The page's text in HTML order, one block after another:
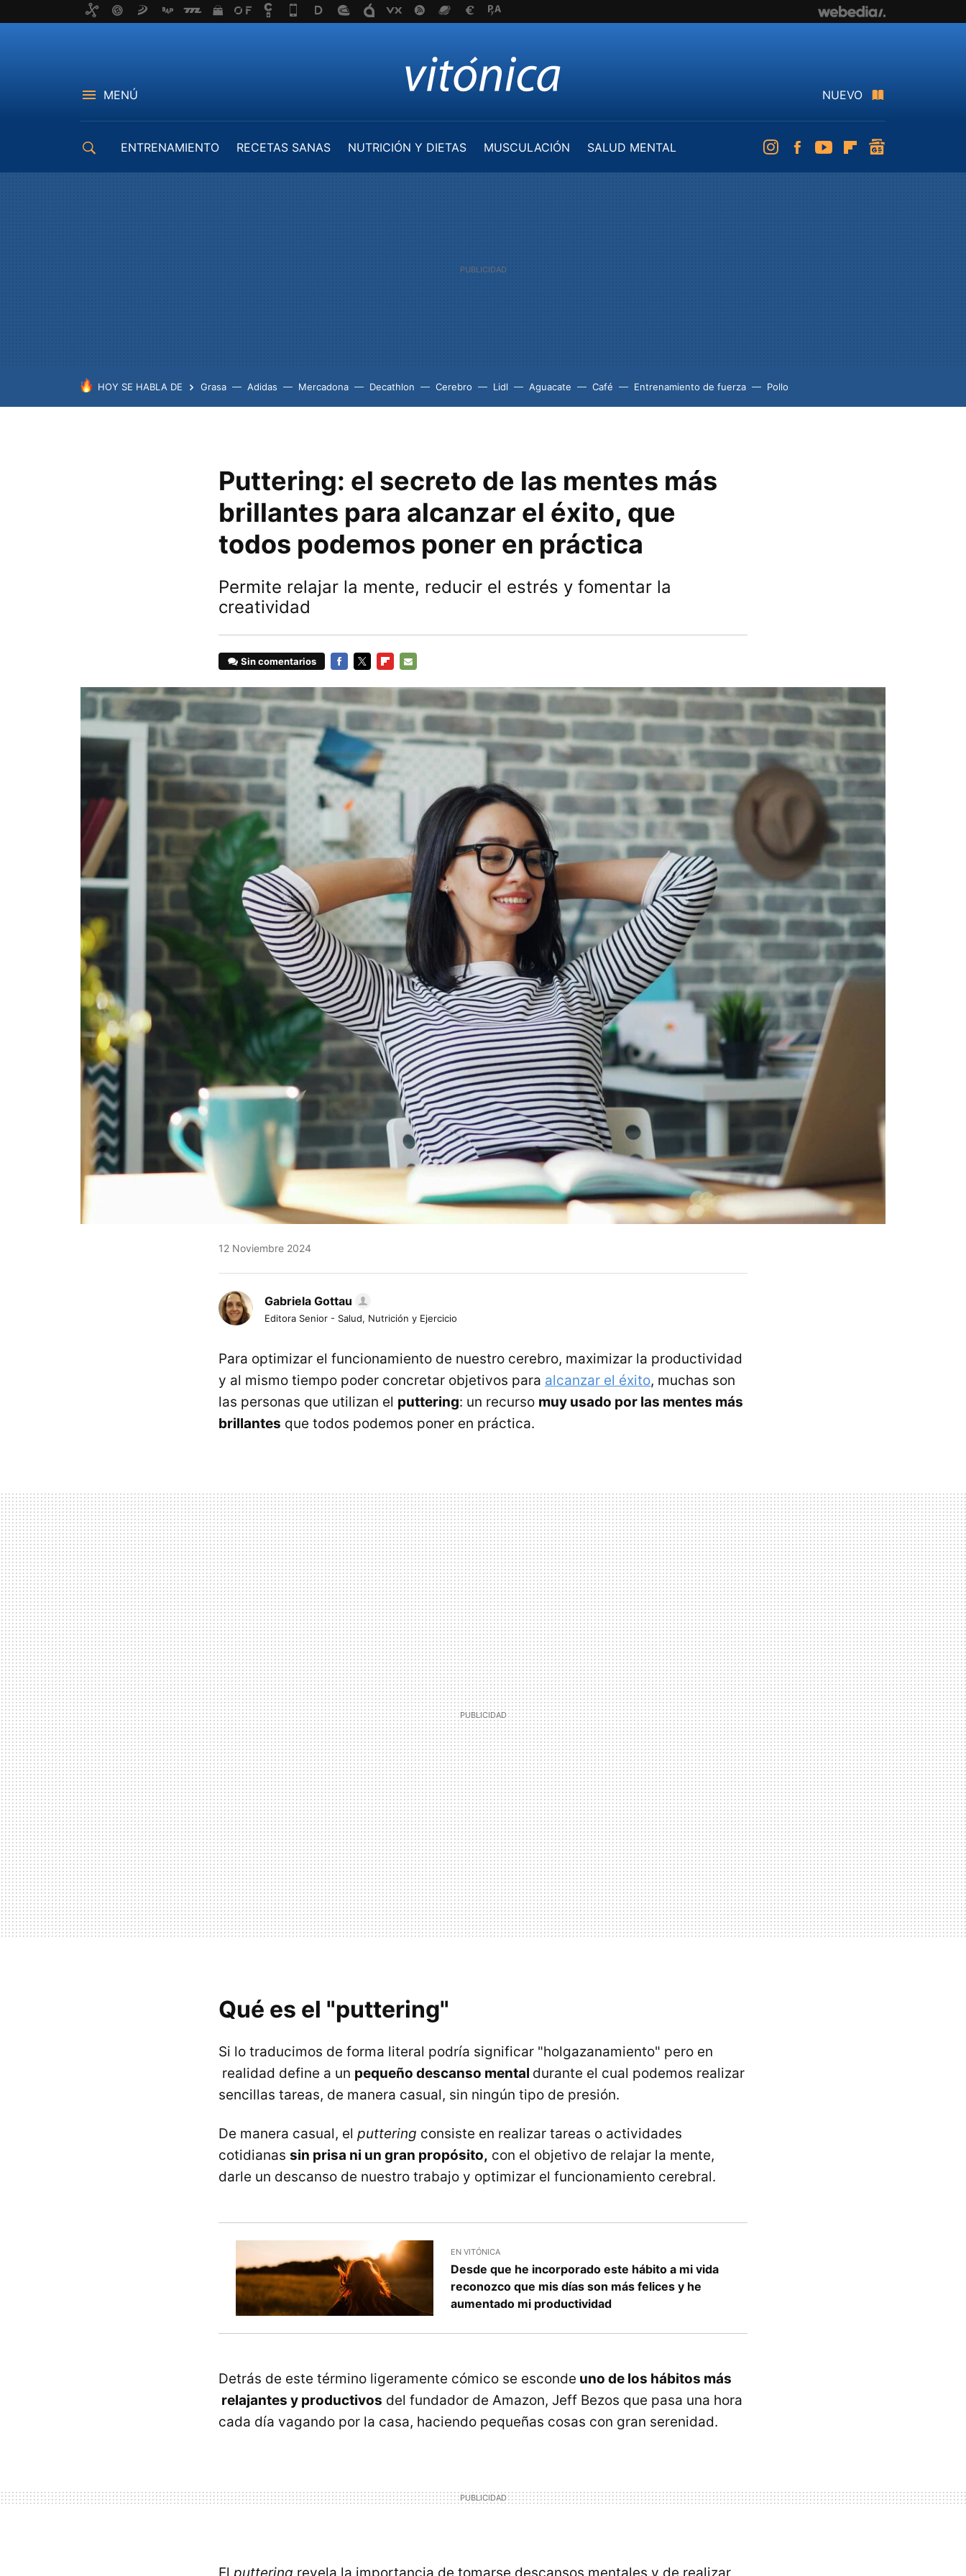
MENÚ NUEVO
ENTRENAMIENTO RECETAS SANAS NUTRICIÓN Y DIETAS MUSCULACIÓN
SALUD MENTAL
InstagramFacebookYoutubeFlipboard
HOY SE HABLA DE Grasa Adidas Mercadona Decathlon Cerebro Lidl Aguacate Café Entrenamiento de fuerza Pollo
Puttering: el secreto de las mentes más
brillantes para alcanzar el éxito, que
todos podemos poner en práctica
Permite relajar la mente, reducir el estrés y fomentar la
creatividad
Sin comentarios
12 Noviembre 2024
Gabriela Gottau
Editora Senior - Salud, Nutrición y Ejercicio
Para optimizar el funcionamiento de nuestro cerebro, maximizar la productividad
y al mismo tiempo poder concretar objetivos para alcanzar el éxito, muchas son
las personas que utilizan el puttering: un recurso muy usado por las mentes más
brillantes que todos podemos poner en práctica.
Qué es el "puttering"
Si lo traducimos de forma literal podría significar "holgazanamiento" pero en
realidad define a un pequeño descanso mental durante el cual podemos realizar
sencillas tareas, de manera casual, sin ningún tipo de presión.
De manera casual, el puttering consiste en realizar tareas o actividades
cotidianas sin prisa ni un gran propósito, con el objetivo de relajar la mente,
darle un descanso de nuestro trabajo y optimizar el funcionamiento cerebral.
EN VITÓNICA
Desde que he incorporado este hábito a mi vida
reconozco que mis días son más felices y he
aumentado mi productividad
Detrás de este término ligeramente cómico se esconde uno de los hábitos más
relajantes y productivos del fundador de Amazon, Jeff Bezos que pasa una hora
cada día vagando por la casa, haciendo pequeñas cosas con gran serenidad.
El puttering revela la importancia de tomarse descansos mentales y de realizar